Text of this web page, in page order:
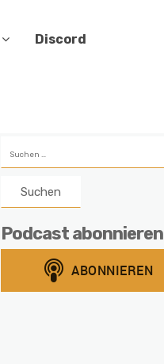
Discord
nach:
Podcast abonnieren